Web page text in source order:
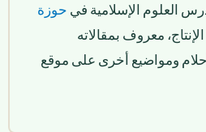
العلوم الإسلامية في حوزة
معروف بمقالاته
ومواضيع أخرى على موقع